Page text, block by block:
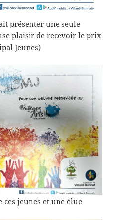
présenter une seule
plaisir de recevoir le prix
Jeunes)
ces jeunes et une élue